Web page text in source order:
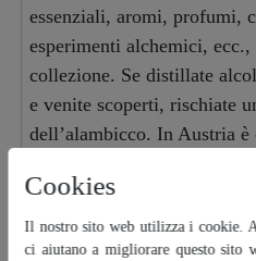
essenziali, aromi, profumi,
esperimenti alchemici,
collezione. Se distillate
e venite scoperti, rischiate
dell’alambicco. In Austria
Cookies
Il nostro sito web utilizza i cookie.
ci aiutano a migliorare questo sito